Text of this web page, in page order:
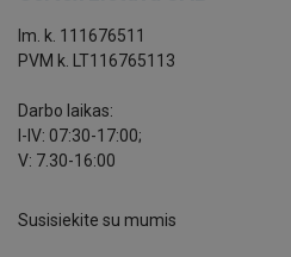
Im. k. 111676511
PVM k. LT116765113
Darbo laikas:
I-IV: 07:30-17:00;
V: 7.30-16:00
Susisiekite su mumis